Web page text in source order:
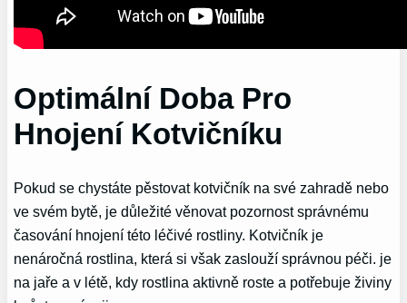
Optimální Doba Pro
Hnojení Kotvičníku
Pokud se chystáte pěstovat kotvičník na své zahradě nebo
ve svém bytě, je důležité věnovat pozornost správnému
časování hnojení této léčivé rostliny. Kotvičník je
nenáročná rostlina, která si však zaslouží správnou péči. je
na jaře a v létě, kdy rostlina aktivně roste a potřebuje živiny